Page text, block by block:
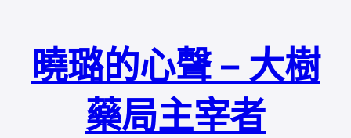
曉璐的心聲 – 大樹
藥局主宰者